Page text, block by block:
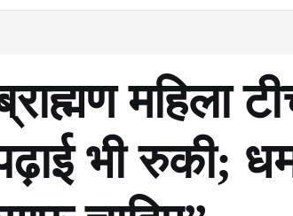
महिला
भी रुकी;